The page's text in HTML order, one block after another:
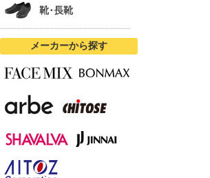
メーカーから探す